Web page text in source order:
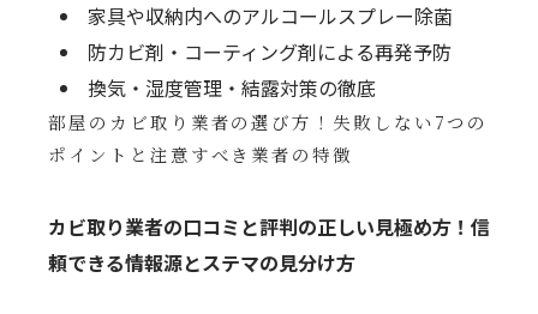
家具や収納内へのアルコールスプレー除菌
防カビ剤・コーティング剤による再発予防
換気・湿度管理・結露対策の徹底
部屋のカビ取り業者の選び方！失敗しない7つの
ポイントと注意すべき業者の特徴
カビ取り業者の口コミと評判の正しい見極め方！信
頼できる情報源とステマの見分け方